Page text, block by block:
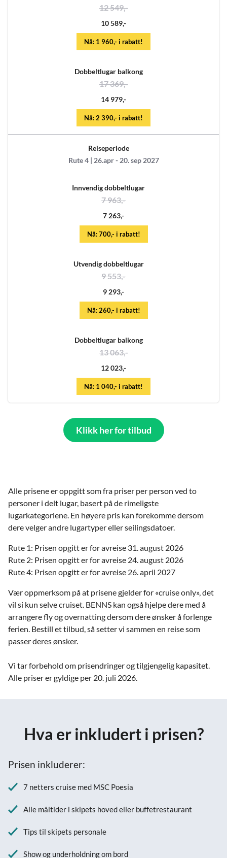
12 549,-
10 589,-
Nå: 1 960,- i rabatt!
Dobbeltlugar balkong
17 369,-
14 979,-
Nå: 2 390,- i rabatt!
Reiseperiode
Rute 4 | 26.apr - 20. sep 2027
Innvendig dobbeltlugar
7 963,-
7 263,-
Nå: 700,- i rabatt!
Utvendig dobbeltlugar
9 553,-
9 293,-
Nå: 260,- i rabatt!
Dobbeltlugar balkong
13 063,-
12 023,-
Nå: 1 040,- i rabatt!
Klikk her for tilbud
Alle prisene er oppgitt som fra priser per person ved to
personer i delt lugar, basert på de rimeligste
lugarkategoriene. En høyere pris kan forekomme dersom
dere velger andre lugartyper eller seilingsdatoer.
Rute 1: Prisen opgitt er for avreise 31. august 2026
Rute 2: Prisen opgitt er for avreise 24. august 2026
Rute 4: Prisen opgitt er for avreise 26. april 2027
Vær oppmerksom på at prisene gjelder for «cruise only», det
vil si kun selve cruiset. BENNS kan også hjelpe dere med å
arrangere fly og overnatting dersom dere ønsker å forlenge
ferien. Bestill et tilbud, så setter vi sammen en reise som
passer deres ønsker.
Vi tar forbehold om prisendringer og tilgjengelig kapasitet.
Alle priser er gyldige per 20. juli 2026.
Hva er inkludert i prisen?
Prisen inkluderer:
7 netters cruise med MSC Poesia
Alle måltider i skipets hoved eller buffetrestaurant
Tips til skipets personale
Show og underholdning om bord